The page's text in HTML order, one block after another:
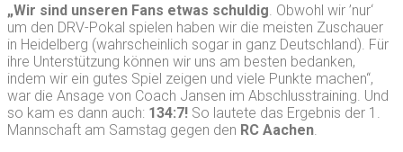
„Wir sind unseren Fans etwas schuldig . Obwohl wir ’nur‘
um den DRV-Pokal spielen haben wir die meisten Zuschauer
in Heidelberg (wahrscheinlich sogar in ganz Deutschland). Für
ihre Unterstützung können wir uns am besten bedanken,
indem wir ein gutes Spiel zeigen und viele Punkte machen“,
war die Ansage von Coach Jansen im Abschlusstraining. Und
so kam es dann auch: 134:7! So lautete das Ergebnis der 1.
Mannschaft am Samstag gegen den RC Aachen